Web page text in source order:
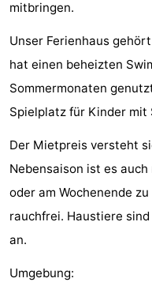
trinken
-
Ringstechen
Zoutelande
Forum
Route
-
Parken
Reisebuchshop
mitbringen.
Unser Ferienhaus
hat einen beheizten
Sommermonaten
Spielplatz für Kinder mit
Der Mietpreis versteht
Nebensaison ist es
oder am Wochenende
rauchfrei. Haustiere
an.
Umgebung: